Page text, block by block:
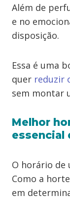
Além de
e no
disposição.
Essa é uma
quer reduzir
sem montar
Melhor
essencial
O horário de
Como a
em